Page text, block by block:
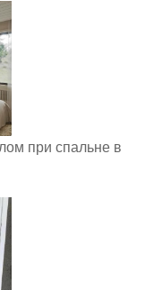
при спальне в